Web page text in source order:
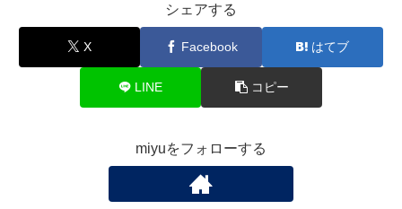
シェアする
X Facebook はてブ
LINE コピー
miyuをフォローする